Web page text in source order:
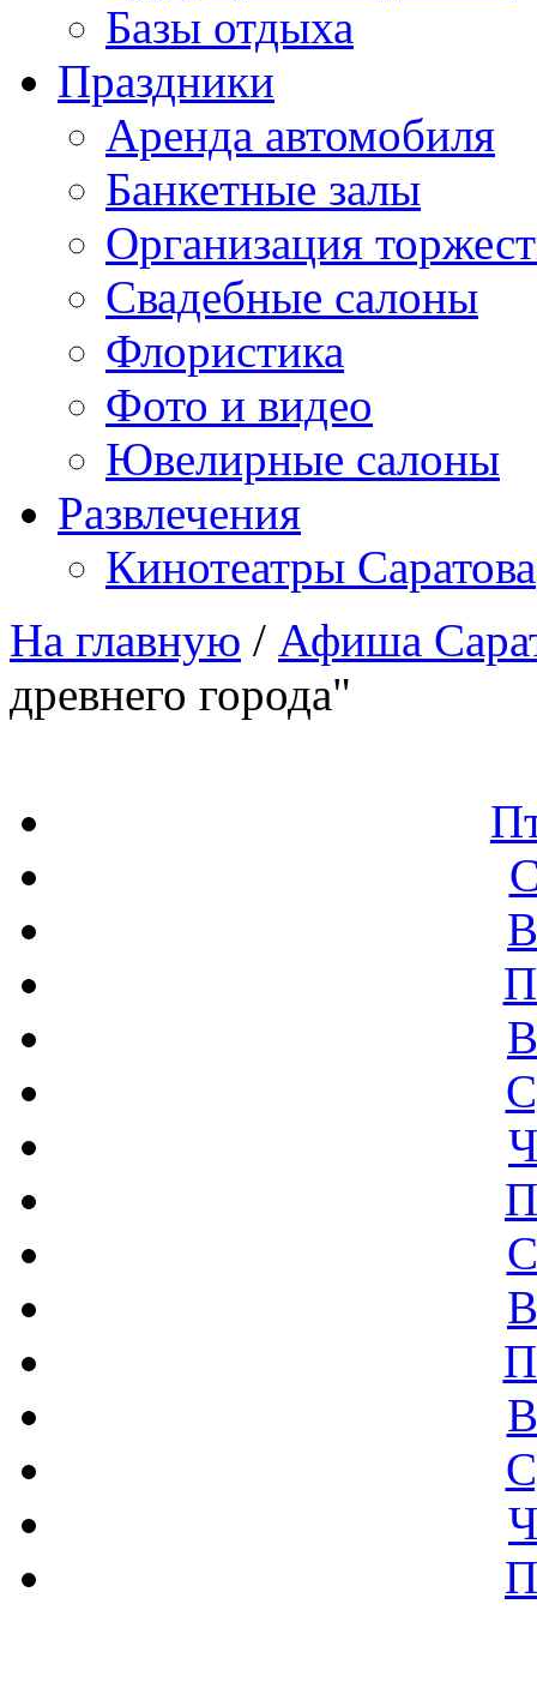
Базы отдыха
Праздники
Аренда автомобиля
Банкетные залы
Организация
Свадебные салоны
Флористика
Фото и видео
Ювелирные салоны
Развлечения
Кинотеатры Саратова
На главную / Афиша
древнего города"